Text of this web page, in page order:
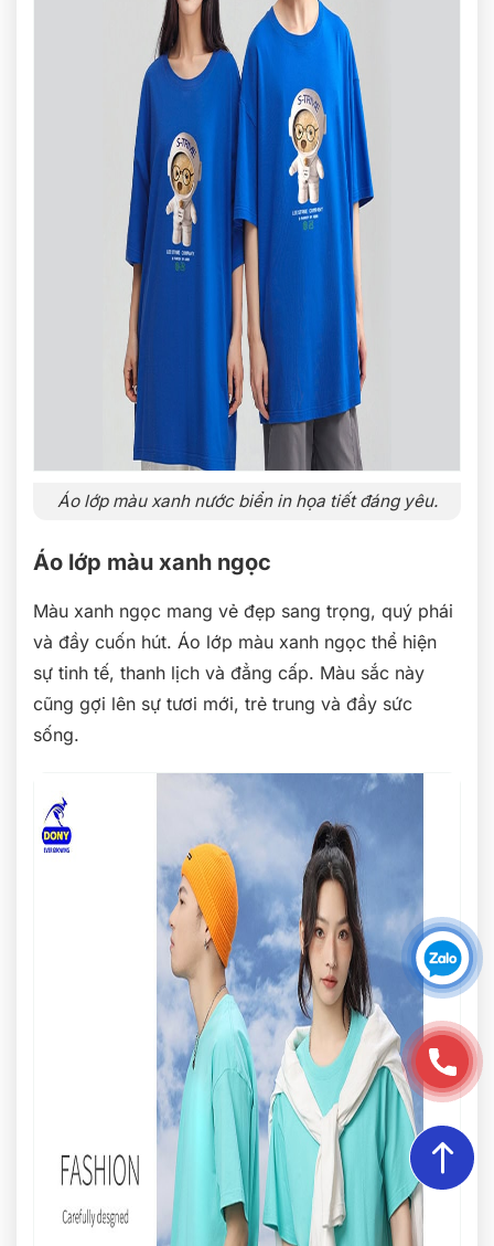
Áo lớp màu xanh nước biển in họa tiết đáng yêu.
Áo lớp màu xanh ngọc
Màu xanh ngọc mang vẻ đẹp sang trọng, quý phái
và đầy cuốn hút. Áo lớp màu xanh ngọc thể hiện
sự tinh tế, thanh lịch và đẳng cấp. Màu sắc này
cũng gợi lên sự tươi mới, trẻ trung và đầy sức
sống.